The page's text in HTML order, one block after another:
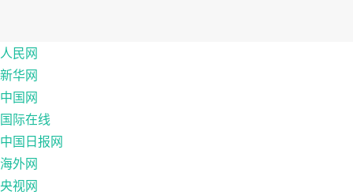
人民网
新华网
中国网
国际在线
中国日报网
海外网
央视网